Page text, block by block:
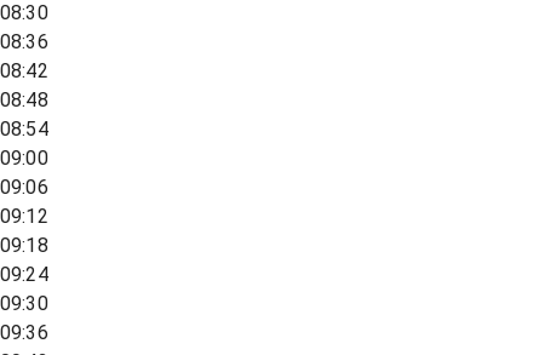
08:30
08:36
08:42
08:48
08:54
09:00
09:06
09:12
09:18
09:24
09:30
09:36